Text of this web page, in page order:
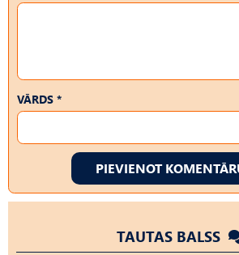
VĀRDS *
PIEVIENOT
TAUTAS BALSS